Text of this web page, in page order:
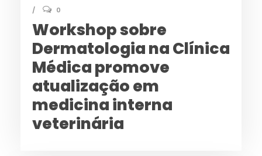
0
Workshop sobre
Dermatologia na Clínica
Médica promove
atualização em
medicina interna
veterinária